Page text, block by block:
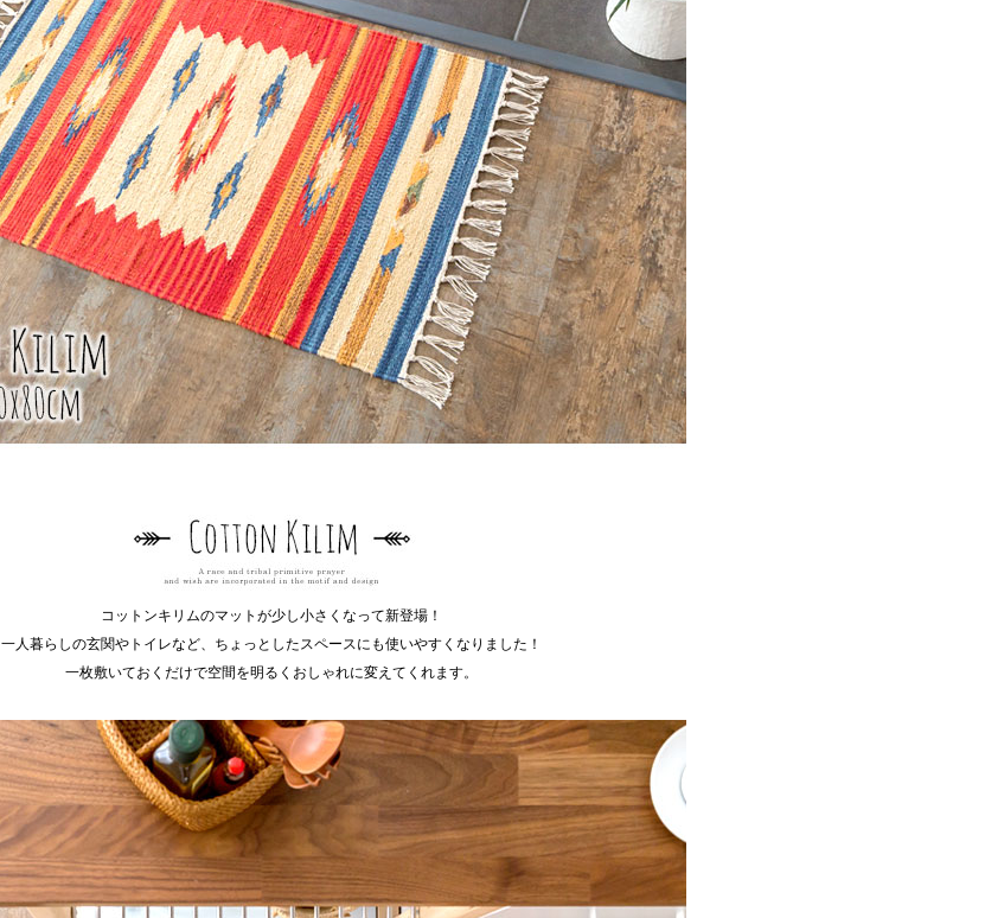
コットンキリムのマットが少し小さくなって新登場！
一人暮らしの玄関やトイレなど、ちょっとしたスペースにも使いやすくなりました！
一枚敷いておくだけで空間を明るくおしゃれに変えてくれます。